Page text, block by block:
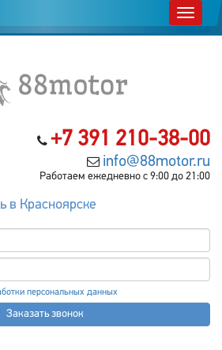
+7 391 210-38-00
info@88motor.ru
Работаем ежедневно с 9:00 до 21:00
в Красноярске
персональных данных
Заказать звонок